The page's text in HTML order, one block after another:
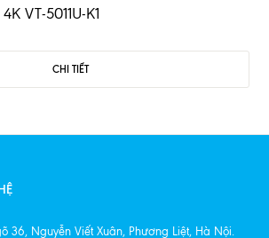
VT-5011U-K1
CHI TIẾT
36, Nguyễn Viết Xuân, Phương Liệt, Hà Nội.